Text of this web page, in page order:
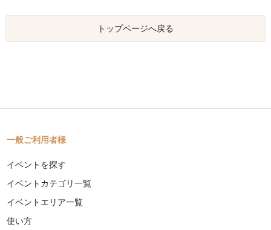
トップページへ戻る
一般ご利用者様
イベントを探す
イベントカテゴリ一覧
イベントエリア一覧
使い方